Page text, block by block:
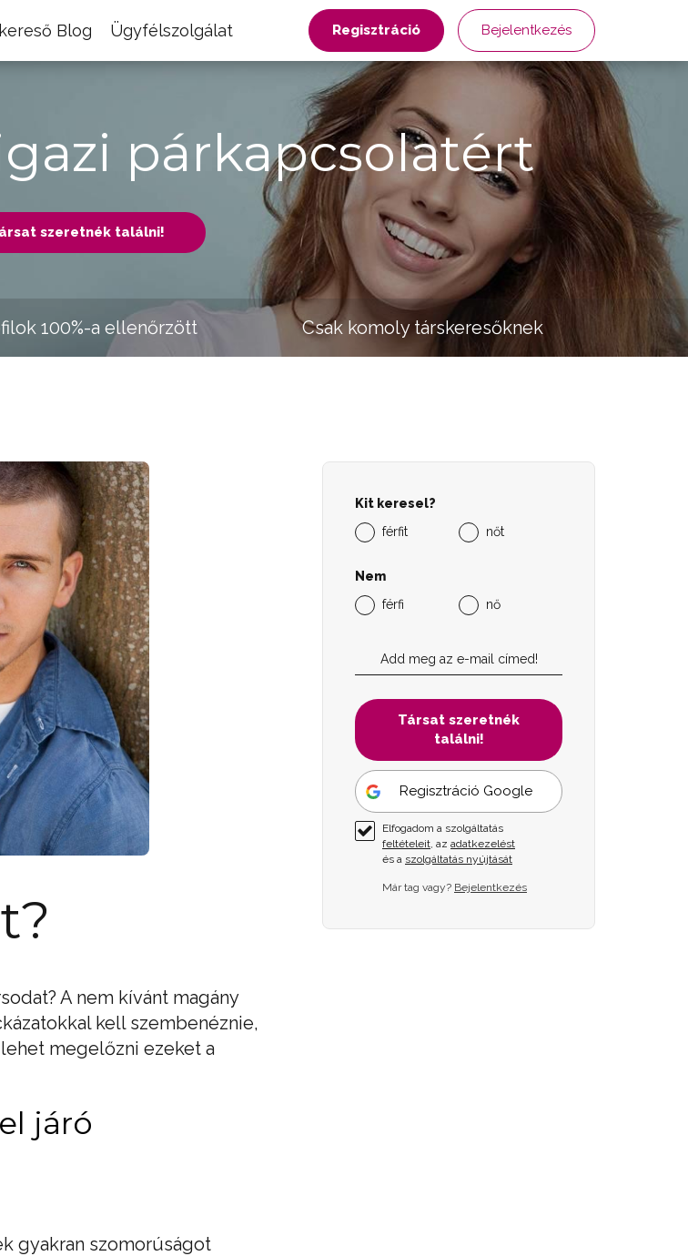
Blog Ügyfélszolgálat Regisztráció Bejelentkezés
párkapcsolatért
szeretnék találni!
100%-a ellenőrzött Csak komoly társkeresőknek
A nem kívánt magány
kell szembenéznie,
megelőzni ezeket a
járó
gyakran szomorúságot
Kit keresel?
férfit
nőt
Nem
férfi
nő
Társat szeretnék
találni!
Regisztráció Google
Elfogadom a szolgáltatás
feltételeit, az adatkezelést
és a szolgáltatás nyújtását
Már tag vagy? Bejelentkezés